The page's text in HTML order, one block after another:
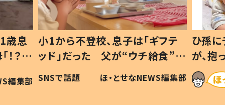
歳息
？」
編集部
小1から不登校、息子は「ギフテ
ッド」だった 父が“ウチ給食”を
作り続ける理由とは #令和の親
#令和の子
SNSで話題 ほ・とせなNEWS編集部
ひ孫
が、
「涙が
い」